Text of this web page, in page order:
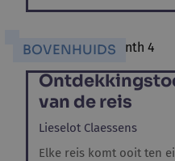
BOVENHUIDS
van de reis
Lieselot Claessens
Elke reis komt ooit ten